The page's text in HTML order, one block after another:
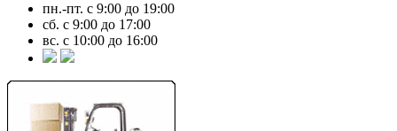
пн.-пт. с 9:00 до 19:00
сб. с 9:00 до 17:00
вс. с 10:00 до 16:00